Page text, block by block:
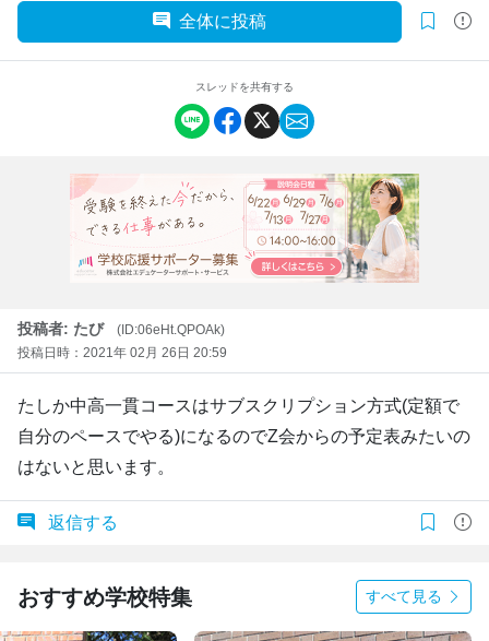
全体に投稿
スレッドを共有する
投稿者: たび
(ID:06eHt.QPOAk)
投稿日時：2021年 02月 26日 20:59
たしか中高一貫コースはサブスクリプション方式(定額で
自分のペースでやる)になるのでZ会からの予定表みたいの
はないと思います。
返信する
おすすめ学校特集 すべて見る